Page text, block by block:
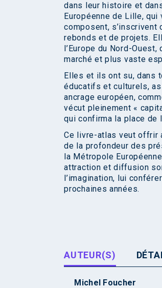
dans leur histoire et
Européenne de Lille,
composent,
rebonds et de projets.
l’Europe du Nord-
marché et plus vaste
Elles et ils ont su, dans
éducatifs et culturels,
ancrage européen,
vécut pleinement «
qui confirma la place de
Ce livre-atlas veut offrir
de la profondeur des
la Métropole
attraction et diffusion
l’imagination, lui
prochaines années.
AUTEUR(S)
Michel Foucher